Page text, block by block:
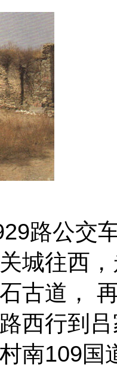
路公交
城往西
古道，
西行到
南109国